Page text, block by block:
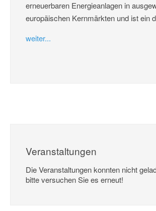
erneuerbaren Energieanlagen in
europäischen Kernmärkten und ist ein
weiter...
Veranstaltungen
Die Veranstaltungen konnten nicht
bitte versuchen Sie es erneut!